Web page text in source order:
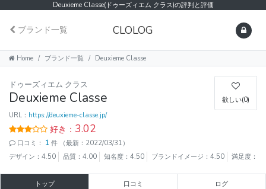
Deuxieme Classe(ドゥーズィエム クラス)の評判と評価
ブランド一覧 CLOLOG
Home ブランド一覧 Deuxieme Classe
欲しい(0)
ドゥーズィエム クラス
Deuxieme Classe
URL： https://deuxieme-classe.jp/
好き： 3.02
口コミ： 1 件
（最新：2022/03/31）
デザイン：4.50
品質：4.00 知名度：4.50 ブランドイメージ：4.50 満足度：
トップ 口コミ ログ